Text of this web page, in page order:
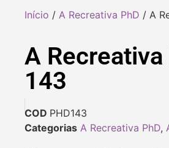
Início / A Recreativa PhD / A
A Recreativa
143
COD PHD143
Categorias A Recreativa PhD,